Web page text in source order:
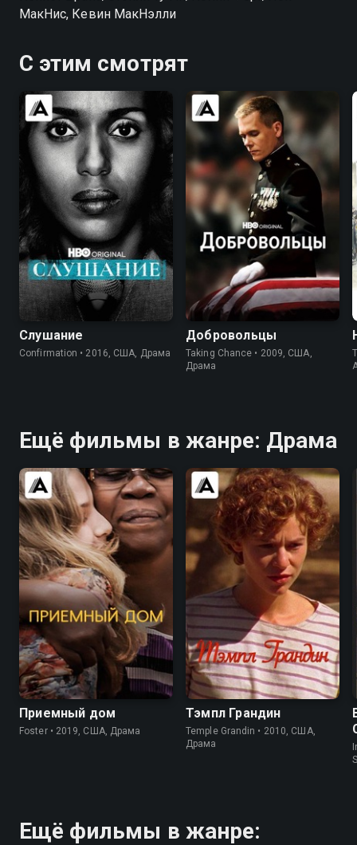
МакНис, Кевин МакНэлли
С этим смотрят
6.4 6.8
Слушание
Confirmation • 2016, США, Драма
7.2 7.4
Добровольцы
Taking Chance • 2009, США,
Драма
Ещё фильмы в жанре: Драма
6.8 7.2
Приемный дом
Foster • 2019, США, Драма
8.0 8.2
Тэмпл Грандин
Temple Grandin • 2010, США,
Драма
Ещё фильмы в жанре: